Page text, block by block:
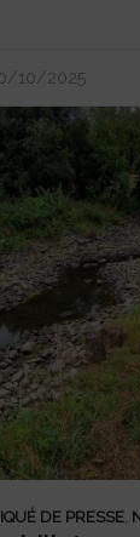
10/2025
DE PRESSE